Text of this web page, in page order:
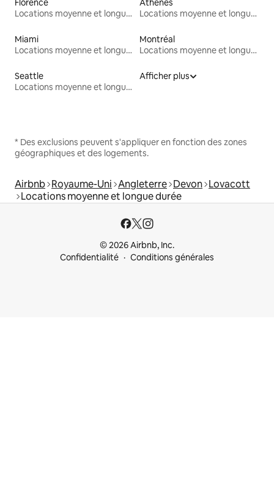
Florence
Locations moyenne et longue durée
Athènes
Locations moyenne et longue durée
Miami
Locations moyenne et longue durée
Montréal
Locations moyenne et longue durée
Seattle
Locations moyenne et longue durée
Afficher plus
* Des exclusions peuvent s'appliquer en fonction des zones
géographiques et des logements.
Airbnb Royaume-Uni Angleterre Devon Lovacott
Locations moyenne et longue durée
© 2026 Airbnb, Inc.
Confidentialité
Conditions générales